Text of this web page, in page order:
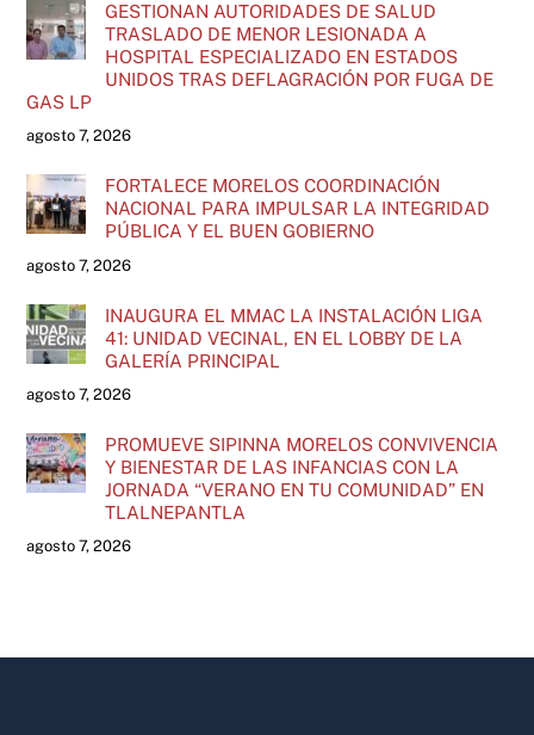
GESTIONAN AUTORIDADES DE SALUD
TRASLADO DE MENOR LESIONADA A
HOSPITAL ESPECIALIZADO EN ESTADOS
UNIDOS TRAS DEFLAGRACIÓN POR FUGA DE
GAS LP
agosto 7, 2026
FORTALECE MORELOS COORDINACIÓN
NACIONAL PARA IMPULSAR LA INTEGRIDAD
PÚBLICA Y EL BUEN GOBIERNO
agosto 7, 2026
INAUGURA EL MMAC LA INSTALACIÓN LIGA
41: UNIDAD VECINAL, EN EL LOBBY DE LA
GALERÍA PRINCIPAL
agosto 7, 2026
PROMUEVE SIPINNA MORELOS CONVIVENCIA
Y BIENESTAR DE LAS INFANCIAS CON LA
JORNADA “VERANO EN TU COMUNIDAD” EN
TLALNEPANTLA
agosto 7, 2026